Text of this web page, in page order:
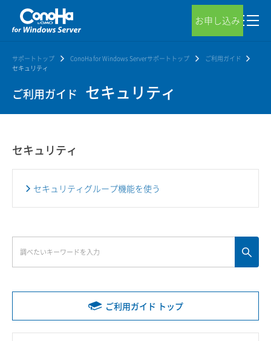
お申し込み
サポートトップ ConoHa for Windows Serverサポートトップ
ご利用ガイド
セキュリティ
ご利用ガイド セキュリティ
ご利用ガイド トップ
セキュリティ
セキュリティグループ機能を使う